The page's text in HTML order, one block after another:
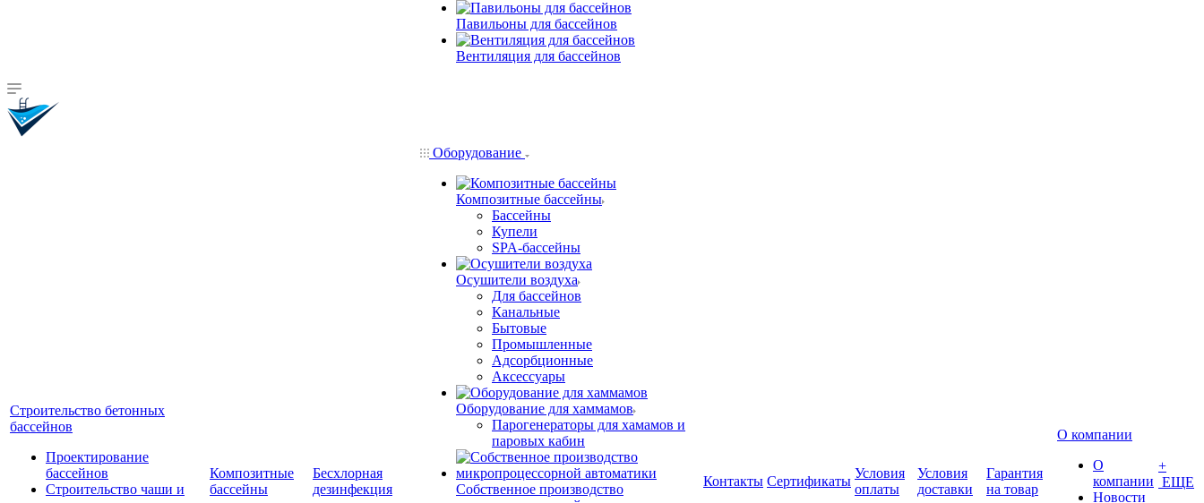
Павильоны для бассейнов
Вентиляция для бассейнов
Строительство бетонных
бассейнов
Проектирование
бассейнов
Строительство чаши и
Композитные
бассейны
Бесхлорная
дезинфекция
Оборудование
Композитные бассейны
Бассейны
Купели
SPA-бассейны
Осушители воздуха
Для бассейнов
Канальные
Бытовые
Промышленные
Адсорбционные
Аксессуары
Оборудование для хаммамов
Парогенераторы для хамамов и
паровых кабин
Собственное производство
Контакты Сертификаты
Условия
оплаты
Условия
доставки
Гарантия
на товар
О компании
О
компании
Новости
+
ЕЩЕ